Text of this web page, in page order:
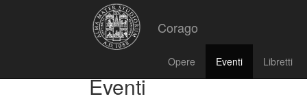
Corago
Opere Eventi Libretti
Eventi